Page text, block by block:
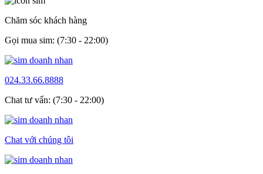
Chăm sóc khách hàng
Gọi mua sim: (7:30 - 22:00)
024.33.66.8888
Chat tư vấn: (7:30 - 22:00)
Chat với chúng tôi